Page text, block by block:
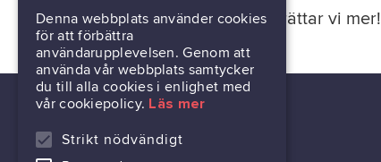
Kontakta ditt GIL-stöd så berättar vi mer!
Denna webbplats använder cookies
för att förbättra
användarupplevelsen. Genom att
använda vår webbplats samtycker
du till alla cookies i enlighet med
vår cookiepolicy. Läs mer
Strikt nödvändigt